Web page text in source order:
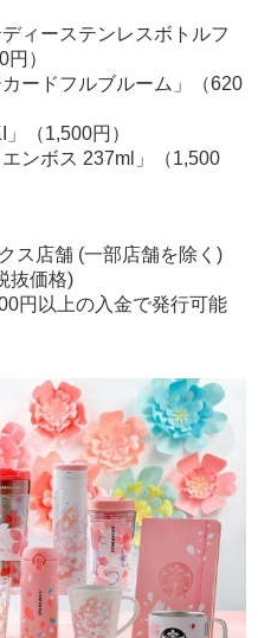
ィーステンレスボトルフ
）
ードフルブルーム」（620
（1,500円）
ンボス 237ml」（1,500
ス店舗 (一部店舗を除く)
抜価格)
円以上の入金で発行可能